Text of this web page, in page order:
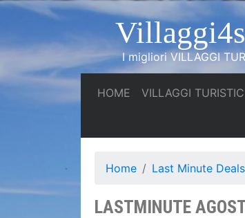
I migliori VILLAGGI
HOME (current)
VILLAGGI
Home Last Minute Deals
LASTMINUTE